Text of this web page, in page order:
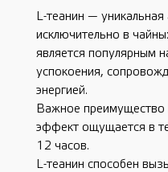
L-теанин —
исключительно в
является популярным
успокоения,
энергией.
Важное преимущество
эффект ощущается в
12 часов.
L-теанин способен